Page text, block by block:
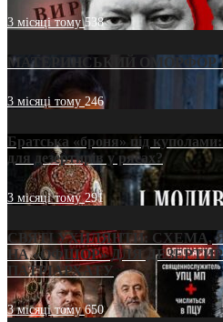
3 місяці тому538
МАТЕРИНСЬКИЙ ОМОРФОР
3 місяці тому246
Братська «броня» під
для дезертирів у рясах?
3 місяці тому291
СВЯТІ УХИЛЯНТИ: СХЕМА,
НА «ОФШОР» ДЛЯ
ПАТРІАРХАТУ
3 місяці тому650